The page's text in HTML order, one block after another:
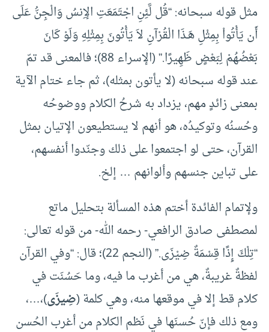
مثل قوله سبحانه: “قُل لَّئِنِ اجْتَمَعَتِ الإِنسُ وَالْجِنُّ عَلَى
أَن يَأْتُواْ بِمِثْلِ هَـذَا الْقُرْآنِ لاَ يَأْتُونَ بِمِثْلِهِ وَلَوْ كَانَ
بَعْضُهُمْ لِبَعْضٍ ظَهِيرًا.” (الإسراء 88)؛ فالمعنى قد تمّ
عند قوله سبحانه (لا يأتون بمثله)، ثم جاء ختام الآية
بمعنى زائدٍ مهم، يزداد به شرحُ الكلام ووضوحُه
وحُسنُه وتوكيدُه، هو أنهم لا يستطيعون الإتيان بمثل
القرآن، حتى لو اجتمعوا على ذلك وجنّدوا أنفسهم،
على تباين جنسهم وألوانهم … إلخ.
ولإتمام الفائدة أختم هذه المسألة بتحليل ماتع
لمصطفى صادق الرافعي- رحمه الله- من قوله تعالى:
“تِلْكَ إِذًا قِسْمَةٌ ضِيْزَى.” (النجم 22)؛ قال: “وفي القرآن
لفظةٌ غريبةٌ، هي من أغرب ما فيه، وما حَسُنَت في
كلام قط إلا في موقعها منه، وهي كلمة (ضِيزَى)،…،
ومع ذلك فإنّ حُسنَها في نَظم الكلام من أغرب الحُسن